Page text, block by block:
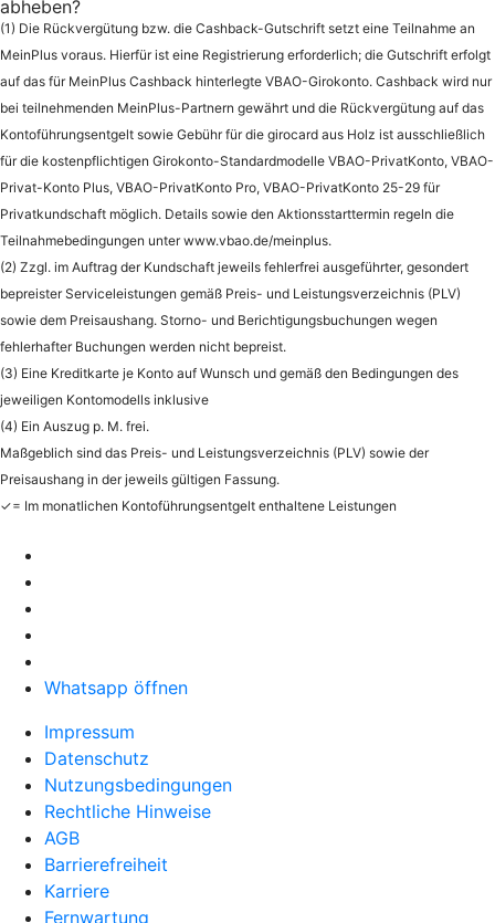
abheben?
(1) Die Rückvergütung bzw. die Cashback-Gutschrift setzt eine Teilnahme an
MeinPlus voraus. Hierfür ist eine Registrierung erforderlich; die Gutschrift erfolgt
auf das für MeinPlus Cashback hinterlegte VBAO-Girokonto. Cashback wird nur
bei teilnehmenden MeinPlus-Partnern gewährt und die Rückvergütung auf das
Kontoführungsentgelt sowie Gebühr für die girocard aus Holz ist ausschließlich
für die kostenpflichtigen Girokonto-Standardmodelle VBAO-PrivatKonto, VBAO-
Privat-Konto Plus, VBAO-PrivatKonto Pro, VBAO-PrivatKonto 25-29 für
Privatkundschaft möglich. Details sowie den Aktionsstarttermin regeln die
Teilnahmebedingungen unter www.vbao.de/meinplus.
(2) Zzgl. im Auftrag der Kundschaft jeweils fehlerfrei ausgeführter, gesondert
bepreister Serviceleistungen gemäß Preis- und Leistungsverzeichnis (PLV)
sowie dem Preisaushang. Storno- und Berichtigungsbuchungen wegen
fehlerhafter Buchungen werden nicht bepreist.
(3) Eine Kreditkarte je Konto auf Wunsch und gemäß den Bedingungen des
jeweiligen Kontomodells inklusive
(4) Ein Auszug p. M. frei.
Maßgeblich sind das Preis- und Leistungsverzeichnis (PLV) sowie der
Preisaushang in der jeweils gültigen Fassung.
✓= Im monatlichen Kontoführungsentgelt enthaltene Leistungen
Whatsapp öffnen
Impressum
Datenschutz
Nutzungsbedingungen
Rechtliche Hinweise
AGB
Barrierefreiheit
Karriere
Fernwartung